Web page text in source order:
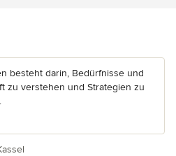
besteht darin, Bedürfnisse und
zu verstehen und Strategien zu